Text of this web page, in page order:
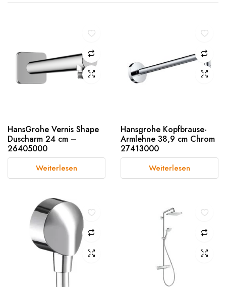
HansGrohe Vernis Shape
Duscharm 24 cm –
26405000
Weiterlesen
Hansgrohe Kopfbrause-
Armlehne 38,9 cm Chrom
27413000
Weiterlesen